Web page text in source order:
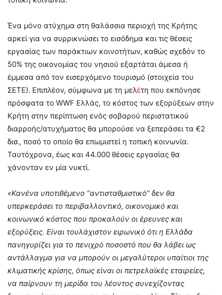
Ένα μόνο ατύχημα στη θαλάσσια περιοχή της Κρήτης
αρκεί για να συρρικνώσει το εισόδημα και τις θέσεις
εργασίας των παράκτιων κοινοτήτων, καθώς σχεδόν το
50% της οικονομίας του νησιού εξαρτάται άμεσα ή
έμμεσα από τον εισερχόμενο τουρισμό (στοιχεία του
ΣΕΤΕ). Επιπλέον, σύμφωνα με τη μελέτη που εκπόνησε
πρόσφατα το WWF Ελλάς, το κόστος των εξορύξεων στην
Κρήτη στην περίπτωση ενός σοβαρού περιστατικού
διαρροής/ατυχήματος θα μπορούσε να ξεπεράσει τα €2
δισ., ποσό το οποίο θα επωμιστεί η τοπική κοινωνία.
Ταυτόχρονα, έως και 44.000 θέσεις εργασίας θα
χάνονταν εν μία νυκτί.
«Κανένα υποτιθέμενο “αντισταθμιστικό” δεν θα
υπερκεράσει το περιβαλλοντικό, οικονομικό και
κοινωνικό κόστος που προκαλούν οι έρευνες και
εξορύξεις. Είναι τουλάχιστον ειρωνικό ότι η Ελλάδα
πανηγυρίζει για το πενιχρό ποσοστό που θα λάβει ως
αντάλλαγμα για να μπορούν οι μεγαλύτεροι υπαίτιοι της
κλιματικής κρίσης, όπως είναι οι πετρελαϊκές εταιρείες,
να παίρνουν τη μερίδα του λέοντος συνεχίζοντας